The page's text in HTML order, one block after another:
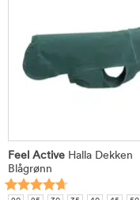
Feel Active Halla Dekken
Blågrønn